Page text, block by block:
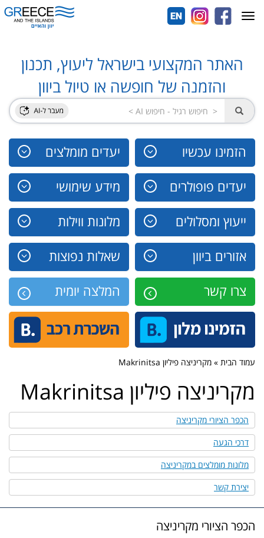
האתר המקצועי בישראל ליעוץ, תכנון
והזמנה של חופשה או טיול ביוון
הזמינו עכשיו יעדים מומלצים
יעדים פופולרים מידע שימושי
ייעוץ ומסלולים מלונות ווילות
אזורים ביוון שאלות נפוצות
צרו קשר המלצה יומית
Toggle
navigation
עמוד הבית » מקריניצה פיליון Makrinitsa
מקריניצה פיליון Makrinitsa
הכפר הציורי מקריניצה
דרכי הגעה
מלונות מומלצים במקריניצה
יצירת קשר
הכפר הציורי מקריניצה